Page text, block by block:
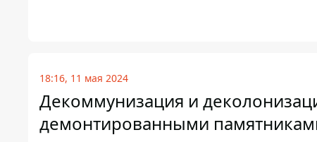
18:16, 11 мая 2024
Декоммунизация и
демонтированными